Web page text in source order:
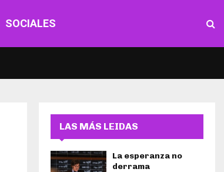
SOCIALES
LAS MÁS LEIDAS
La esperanza no
derrama